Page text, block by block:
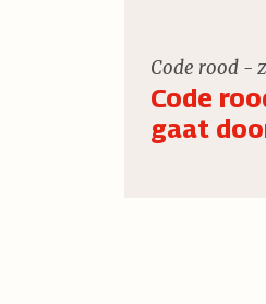
Code rood -
Code
gaat